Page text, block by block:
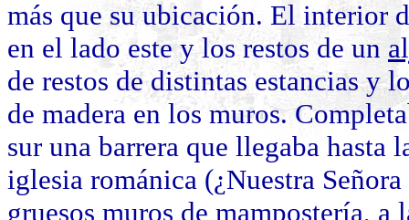
más que su ubicación. El interior
en el lado este y los restos de un
de restos de distintas estancias y
de madera en los muros.
sur una barrera que llegaba hasta
iglesia románica (¿Nuestra
gruesos muros de mampostería, a